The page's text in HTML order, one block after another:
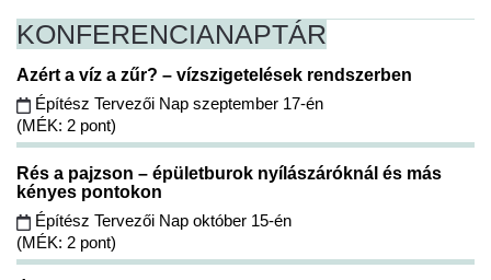
KONFERENCIANAPTÁR
Azért a víz a zűr? – vízszigetelések rendszerben
Építész Tervezői Nap szeptember 17-én
(MÉK: 2 pont)
Rés a pajzson – épületburok nyílászáróknál és más
kényes pontokon
Építész Tervezői Nap október 15-én
(MÉK: 2 pont)